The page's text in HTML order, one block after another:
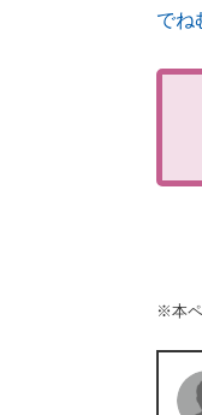
でね
※本